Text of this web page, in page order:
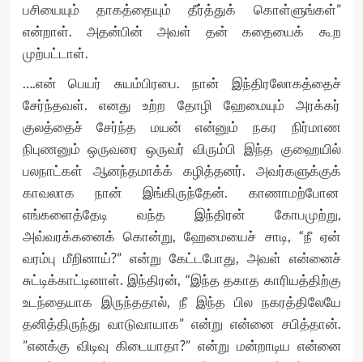
பசியையும் தாகத்தையும் தீர்த்துக் கொள்ளுங்கள்”
என்றாள். அதன்பின் அவள் தன் கதையைக் கூற
முற்பட்டாள்.
….என் பெயர் சுயம்பிரபை. நான் இந்திரலோகத்தைச்
சேர்ந்தவள். எனது உற்ற தோழி ஹேமையும் அரக்கர்
குலத்தைச் சேர்ந்த மயன் என்னும் நகர நிர்மாண
நிபுணனும் ஒருவரை ஒருவர் விரும்பி இந்த குஹையில்
பலநாட்கள் ஆனந்தமாக்க் கழித்தனர். அவர்களுக்குக்
காவலாக நான் இங்கிருந்தேன். காணாமற்போன
எங்களைத்தேடி வந்த இந்திரன் கோபமுற்று,
அவ்வரக்கனைக் கொன்று, ஹேமையைச் சாடி, “நீ ஏன்
வரம்பு மீறினாய்?” என்று கேட்டபோது, அவள் என்னைச்
சுட்டிக்காட்டினாள். இந்திரன், “இந்த தகாத காரியத்திற்கு
உடந்தையாக இருந்ததால், நீ இந்த பில நகரத்திலேயே
தனித்திருந்து வாடுவாயாக” என்று என்னை சபித்தான்.
”எனக்கு விடிவு கிடையாதா?” என்று மன்றாடிய என்னை